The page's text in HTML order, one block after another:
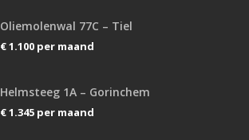
Oliemolenwal 77C – Tiel
€ 1.100 per maand
Helmsteeg 1A – Gorinchem
€ 1.345 per maand